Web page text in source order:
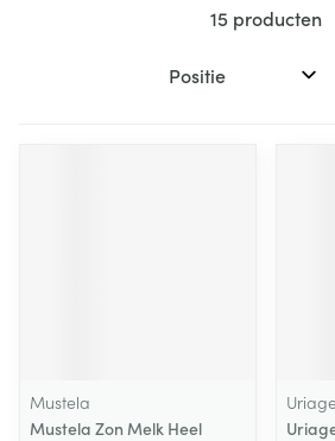
15 producten
Sorteer op:
Mustela
Mustela Zon Melk Heel